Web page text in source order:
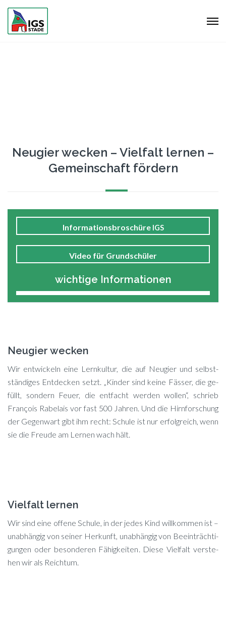
Neugier wecken – Vielfalt lernen –
Gemeinschaft fördern
In­for­ma­ti­ons­bro­schü­re IGS
Vi­deo für Grundschüler
wichtige Informationen
Neugier wecken
Wir ent­wi­ckeln eine Lern­kul­tur, die auf Neu­gier und selbst­
stän­di­ges Ent­de­cken setzt. „Kin­der sind kei­ne Fäs­ser, die ge­
füllt, son­dern Feu­er, die ent­facht wer­den wol­len“, schrieb
Fran­çois Ra­belais vor fast 500 Jah­ren. Und die Hirn­for­schung
der Ge­gen­wart gibt ihm recht: Schu­le ist nur er­folg­reich, wenn
sie die Freu­de am Ler­nen wach hält.
Vielfalt lernen
Wir sind eine of­fe­ne Schu­le, in der je­des Kind will­kom­men ist –
un­ab­hän­gig von sei­ner Her­kunft, un­ab­hän­gig von Be­ein­träch­ti­
gun­gen oder be­son­de­ren Fä­hig­kei­ten. Die­se Viel­falt ver­ste­
hen wir als Reichtum.